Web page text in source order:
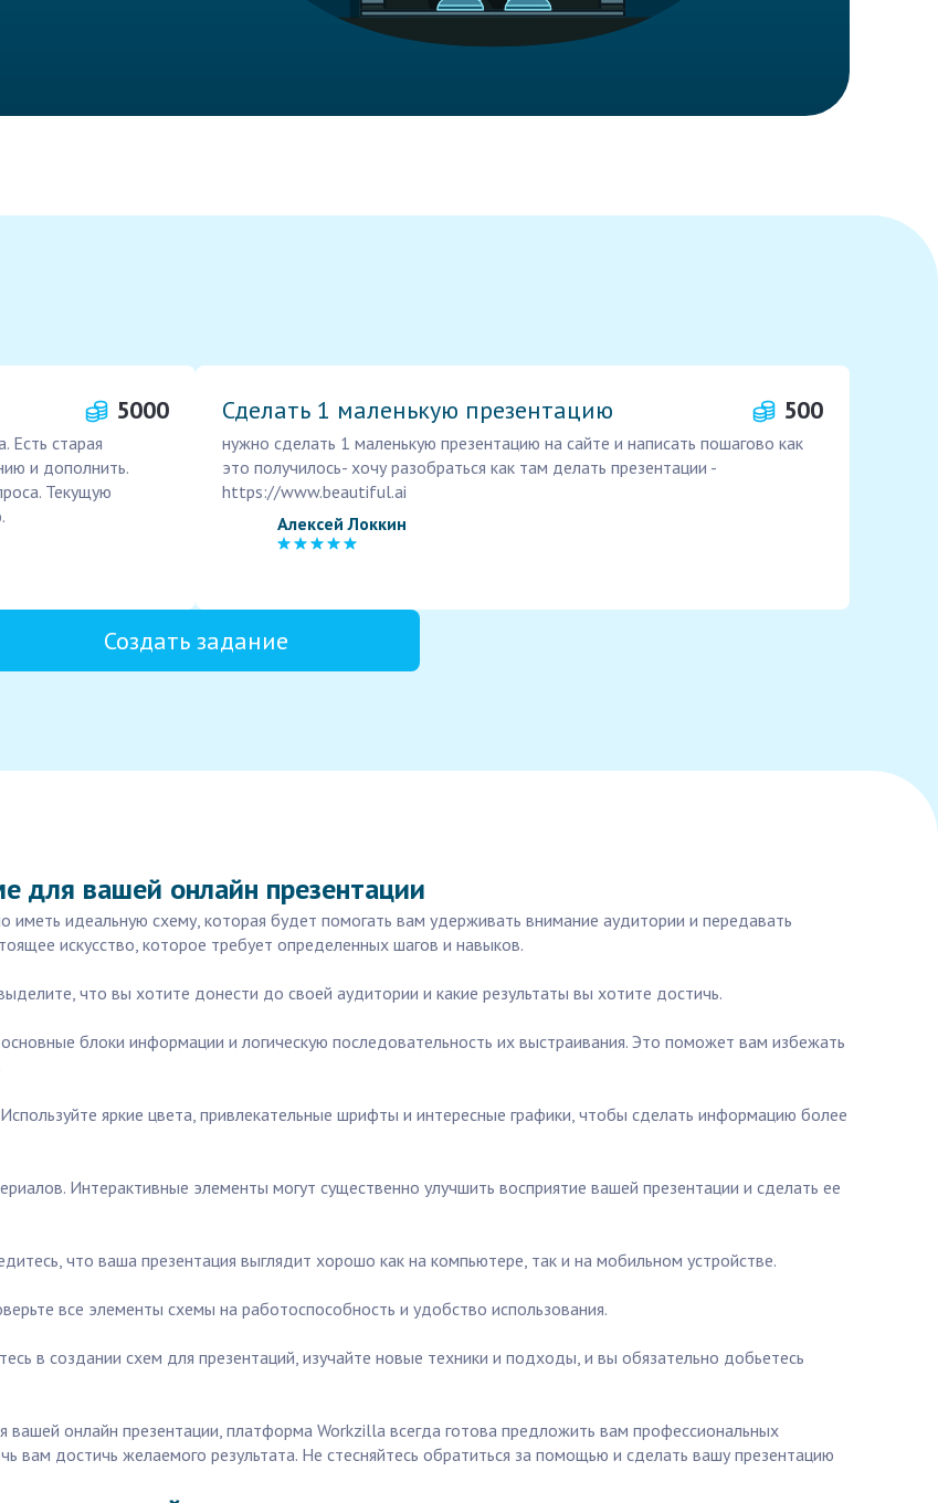
5000
Есть старая
и дополнить.
Текущую
Сделать 1 маленькую презентацию 500
нужно сделать 1 маленькую презентацию на сайте и написать пошагово как
это получилось- хочу разобраться как там делать презентации -
https://www.beautiful.ai
Алексей Локкин
Создать задание
для вашей онлайн презентации
идеальную схему, которая будет помогать вам удерживать внимание аудитории и передавать
искусство, которое требует определенных шагов и навыков.
что вы хотите донести до своей аудитории и какие результаты вы хотите достичь.
блоки информации и логическую последовательность их выстраивания. Это поможет вам избежать
яркие цвета, привлекательные шрифты и интересные графики, чтобы сделать информацию более
Интерактивные элементы могут существенно улучшить восприятие вашей презентации и сделать ее
что ваша презентация выглядит хорошо как на компьютере, так и на мобильном устройстве.
все элементы схемы на работоспособность и удобство использования.
в создании схем для презентаций, изучайте новые техники и подходы, и вы обязательно добьетесь
онлайн презентации, платформа Workzilla всегда готова предложить вам профессиональных
вам достичь желаемого результата. Не стесняйтесь обратиться за помощью и сделать вашу презентацию